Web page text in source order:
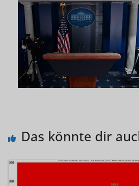
Das könnte dir